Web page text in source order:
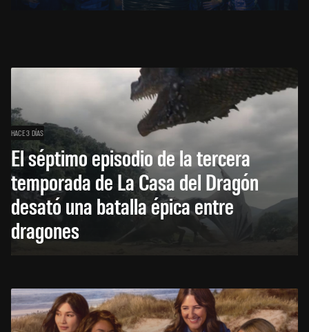
HACE 3 DÍAS
El séptimo episodio de la tercera
temporada de La Casa del Dragón
desató una batalla épica entre
dragones